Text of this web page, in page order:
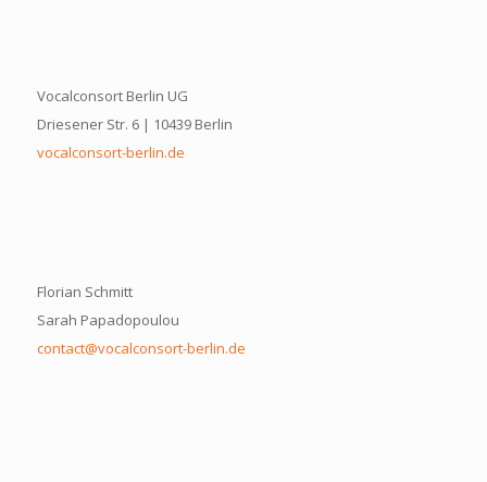
Vocalconsort Berlin UG
Driesener Str. 6 | 10439 Berlin
vocalconsort-berlin.de
Florian Schmitt
Sarah Papadopoulou
contact@vocalconsort-berlin.de